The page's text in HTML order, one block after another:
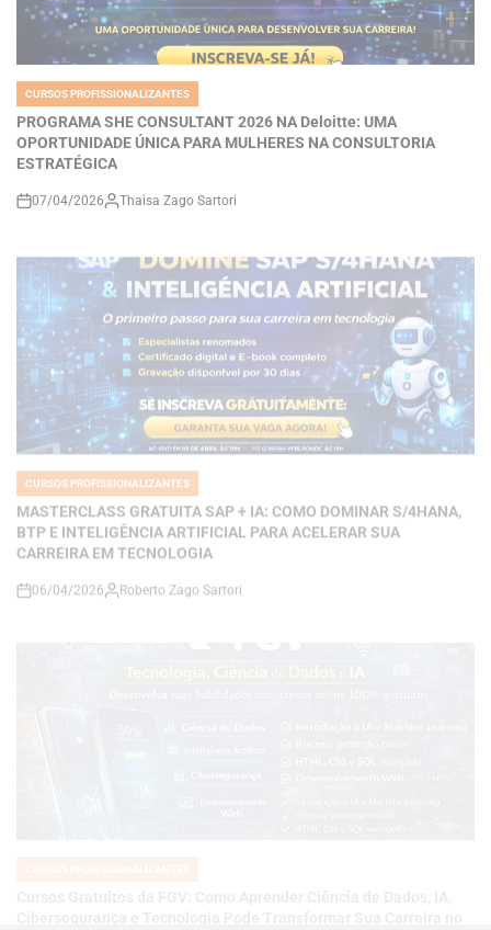
CURSOS PROFISSIONALIZANTES
PROGRAMA SHE CONSULTANT 2026 NA Deloitte: UMA
OPORTUNIDADE ÚNICA PARA MULHERES NA CONSULTORIA
ESTRATÉGICA
on
07/04/2026 Thaisa Zago Sartori
POSTED
CURSOS PROFISSIONALIZANTES
MASTERCLASS GRATUITA SAP + IA: COMO DOMINAR S/4HANA,
BTP E INTELIGÊNCIA ARTIFICIAL PARA ACELERAR SUA
CARREIRA EM TECNOLOGIA
on
06/04/2026 Roberto Zago Sartori